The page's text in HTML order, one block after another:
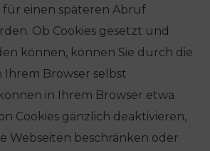
einen späteren Abruf
Ob Cookies gesetzt und
können, können Sie durch die
Ihrem Browser selbst
in Ihrem Browser etwa
Cookies gänzlich deaktivieren,
Webseiten beschränken oder